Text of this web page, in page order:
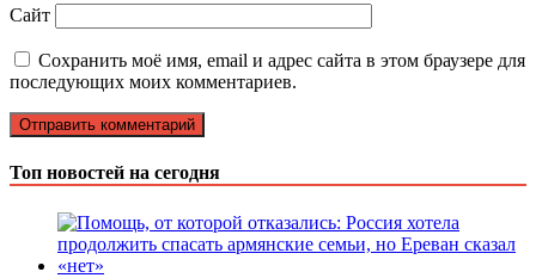
Сайт
Сохранить моё имя, email и адрес сайта в этом браузере для
последующих моих комментариев.
Топ новостей на сегодня